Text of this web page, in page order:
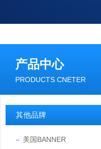
产品中心
PRODUCTS CNETER
其他品牌
美国BANNER